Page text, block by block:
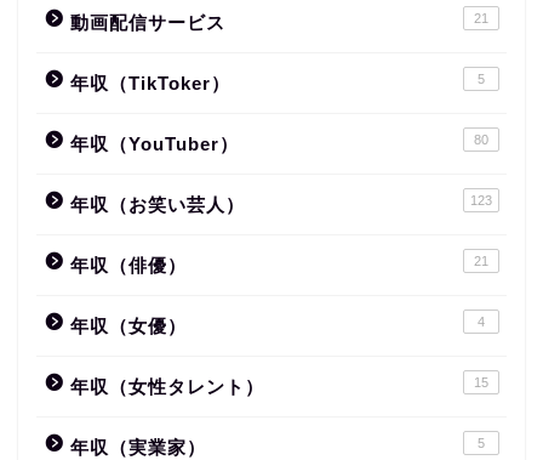
動画配信サービス 21
年収（TikToker） 5
年収（YouTuber） 80
年収（お笑い芸人） 123
年収（俳優） 21
年収（女優） 4
年収（女性タレント） 15
年収（実業家） 5